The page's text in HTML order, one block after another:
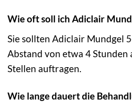
Wie oft soll ich Adiclair
Sie sollten Adiclair Mundgel
Abstand von etwa 4
Stellen auftragen.
Wie lange dauert die